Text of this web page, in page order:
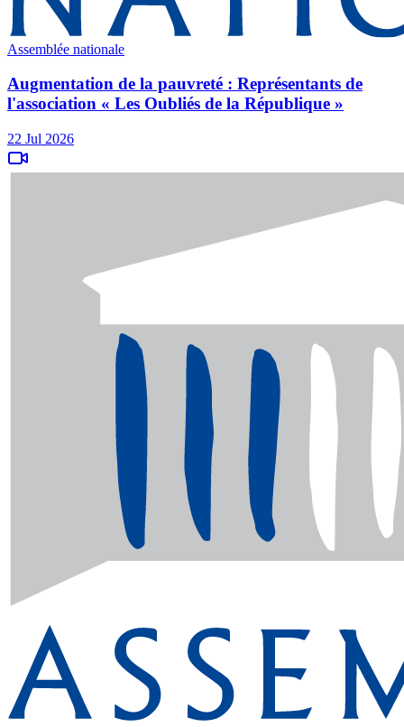
Assemblée nationale
Augmentation de la pauvreté : Représentants de
l'association « Les Oubliés de la République »
22 Jul 2026